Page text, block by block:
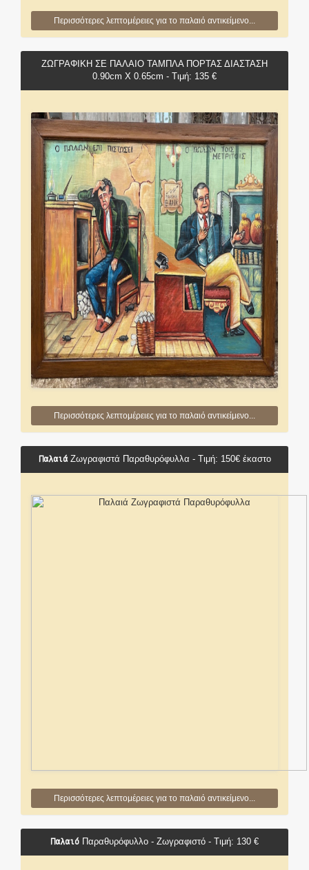
Περισσότερες λεπτομέρειες για το παλαιό αντικείμενο...
ΖΩΓΡΑΦΙΚΗ ΣΕ ΠΑΛΑΙΟ ΤΑΜΠΛΑ ΠΟΡΤΑΣ ΔΙΑΣΤΑΣΗ
0.90cm X 0.65cm - Τιμή: 135 €
Περισσότερες λεπτομέρειες για το παλαιό αντικείμενο...
ΠαλαιάΖωγραφιστά Παραθυρόφυλλα - Τιμή: 150€ έκαστο
Περισσότερες λεπτομέρειες για το παλαιό αντικείμενο...
Παλαιό Παραθυρόφυλλο - Ζωγραφιστό - Τιμή: 130 €